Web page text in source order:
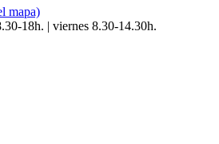
mapa)
18h. | viernes 8.30-14.30h.